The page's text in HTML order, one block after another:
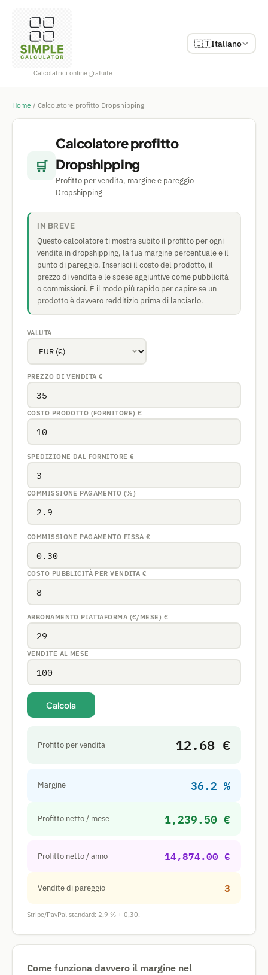
Calcolatrici online gratuite
🇮🇹Italiano
Home / Calcolatore profitto Dropshipping
🛒
Calcolatore profitto
Dropshipping
Profitto per vendita, margine e pareggio
Dropshipping
IN BREVE
Questo calcolatore ti mostra subito il profitto per ogni
vendita in dropshipping, la tua margine percentuale e il
punto di pareggio. Inserisci il costo del prodotto, il
prezzo di vendita e le spese aggiuntive come pubblicità
o commissioni. È il modo più rapido per capire se un
prodotto è davvero redditizio prima di lanciarlo.
VALUTA
PREZZO DI VENDITA €
COSTO PRODOTTO (FORNITORE) €
SPEDIZIONE DAL FORNITORE€
COMMISSIONE PAGAMENTO (%)
COMMISSIONE PAGAMENTO FISSA€
COSTO PUBBLICITÀ PER VENDITA €
ABBONAMENTO PIATTAFORMA (€/MESE) €
VENDITE AL MESE
Calcola
Profitto per vendita 12.68 €
Margine 36.2 %
Profitto netto / mese 1,239.50 €
Profitto netto / anno 14,874.00 €
Vendite di pareggio 3
Stripe/PayPal standard: 2,9 % + 0,30.
Come funziona davvero il margine nel